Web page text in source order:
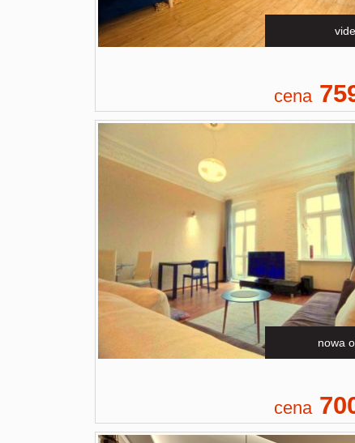
cena
nowa
cena